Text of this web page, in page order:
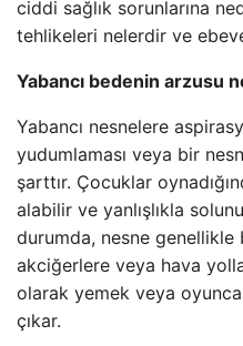
ciddi sağlık sorunlarına
tehlikeleri nelerdir ve
Yabancı bedenin arzusu
Yabancı nesnelere
yudumlaması veya bir
şarttır. Çocuklar
alabilir ve yanlışlıkla
durumda, nesne
akciğerlere veya hava
olarak yemek veya
çıkar.